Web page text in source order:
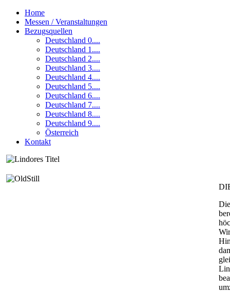
Home
Messen / Veranstaltungen
Bezugsquellen
Deutschland 0....
Deutschland 1....
Deutschland 2....
Deutschland 3....
Deutschland 4....
Deutschland 5....
Deutschland 6....
Deutschland 7....
Deutschland 8....
Deutschland 9....
Österreich
Kontakt